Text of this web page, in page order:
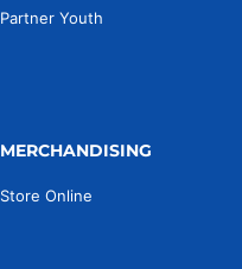
Partner Youth
MERCHANDISING
Store Online